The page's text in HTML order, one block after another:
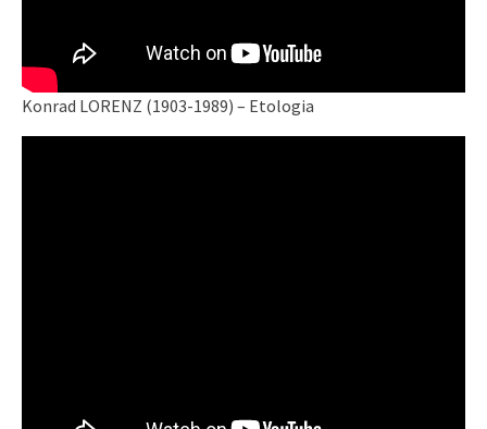
Konrad LORENZ (1903-1989) – Etologia